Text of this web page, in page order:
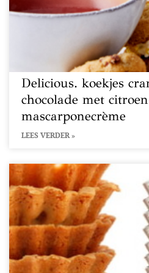
Delicious. koekjes
chocolade met
mascarponecrème
LEES VERDER »